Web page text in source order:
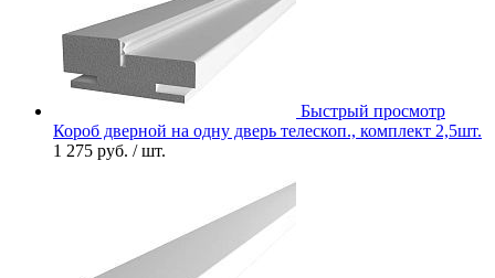
Быстрый просмотр
Короб дверной на одну дверь телескоп., комплект 2,5шт.
1 275 руб. / шт.